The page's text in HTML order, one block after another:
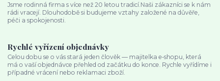
Jsme rodinná firma s více než 20 letou tradicí.Naši zákazníci se k nám
rádi vracejí. Dlouhodobě si budujeme vztahy založené na důvěře,
péči a spokojenosti.
Rychlé vyřízení objednávky
Celou dobu se o vás stará jeden člověk — majitelka e‑shopu, která
má o vaší objednávce přehled od začátku do konce. Rychle vyřídíme i
případné vrácení nebo reklamaci zboží.